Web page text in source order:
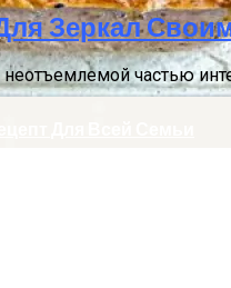
Для Всей Семьи
Зеркал
частью